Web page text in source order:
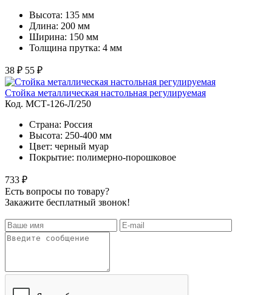
Высота: 135 мм
Длина: 200 мм
Ширина: 150 мм
Толщина прутка: 4 мм
38 ₽ 55 ₽
Стойка металлическая настольная регулируемая
Код. MСТ-126-Л/250
Страна: Россия
Высота: 250-400 мм
Цвет: черный муар
Покрытие: полимерно-порошковое
733 ₽
Есть вопросы по товару?
Закажите бесплатный звонок!